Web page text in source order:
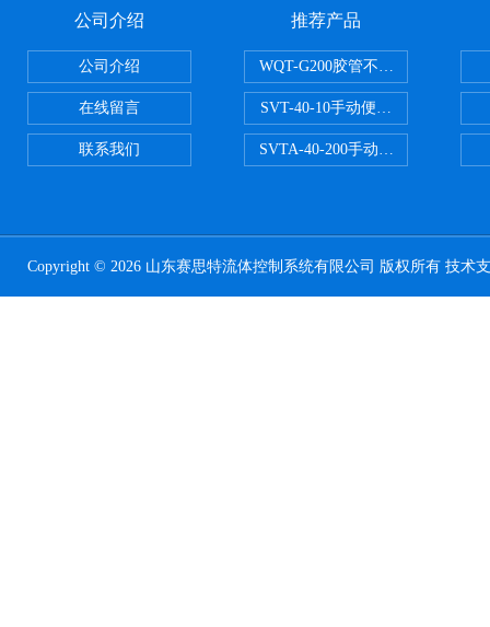
公司介绍
公司介绍
在线留言
联系我们
推荐产品
WQT-G200胶管不锈钢管水压气
SVT-40-10手动便携式安全阀校验
SVTA-40-200手动数显表控制安全
Copyright © 2026 山东赛思特流体控制系统有限公司 版权所有 技术